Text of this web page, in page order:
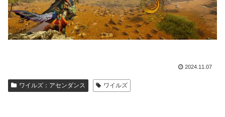
2024.11.07
ワイルズ：アセンダンス ワイルズ